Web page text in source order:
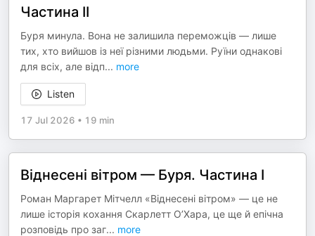
Частина ІІ
Буря минула. Вона не залишила переможців — лише
тих, хто вийшов із неї різними людьми. Руїни однакові
для всіх, але відп... more
Listen
17 Jul 2026 • 19 min
Віднесені вітром — Буря. Частина І
Роман Маргарет Мітчелл «Віднесені вітром» — це не
лише історія кохання Скарлетт О’Хара, це ще й епічна
розповідь про заг... more